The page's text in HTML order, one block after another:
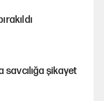
savcılığa şikayet